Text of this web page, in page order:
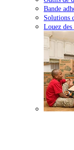
Bande
Solutions
Louez des